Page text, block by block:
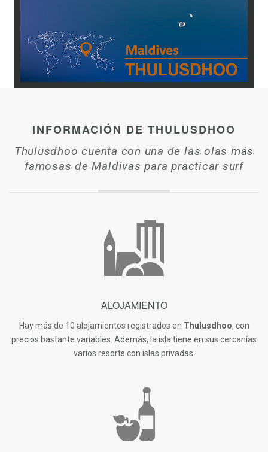
INFORMACIÓN DE THULUSDHOO
Thulusdhoo cuenta con una de las olas más
famosas de Maldivas para practicar surf
ALOJAMIENTO
Hay más de 10 alojamientos registrados en Thulusdhoo, con
precios bastante variables. Además, la isla tiene en sus cercanías
varios resorts con islas privadas.